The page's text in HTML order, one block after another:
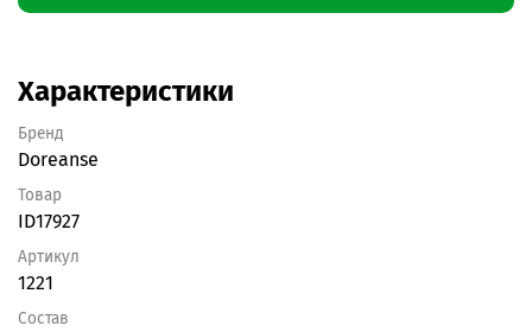
Характеристики
Бренд
Doreanse
Товар
ID17927
Артикул
1221
Состав